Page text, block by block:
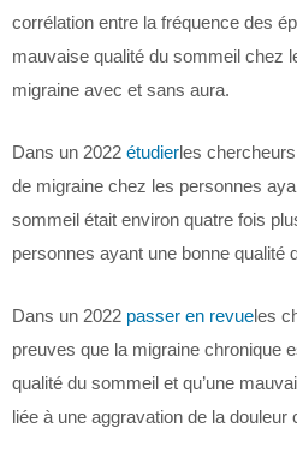
corrélation entre la fréquence des
mauvaise qualité du sommeil chez
migraine avec et sans aura.
Dans un 2022 étudierles
de migraine chez les personnes
sommeil était environ quatre fois
personnes ayant une bonne qualité
Dans un 2022 passer en revueles
preuves que la migraine chronique
qualité du sommeil et qu’une
liée à une aggravation de la douleur